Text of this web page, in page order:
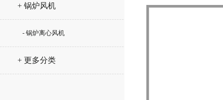
+ 锅炉风机
- 锅炉离心风机
+ 更多分类